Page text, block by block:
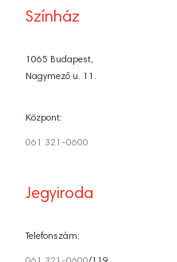
Színház
1065 Budapest,
Nagymező u. 11.
Központ:
061 321-0600
Jegyiroda
Telefonszám: